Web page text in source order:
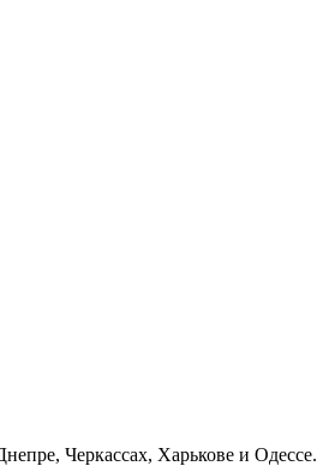
Черкассах, Харькове и Одессе.